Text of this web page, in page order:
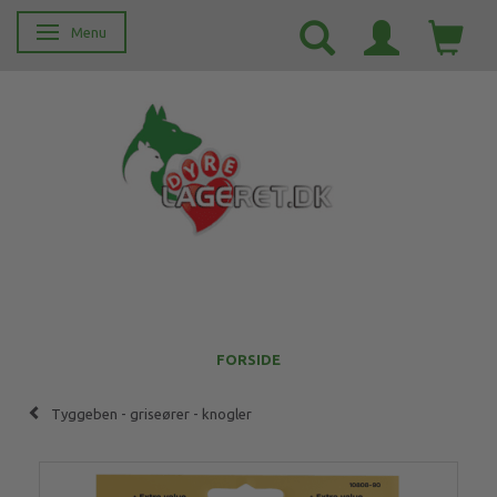
Skifte navigation
Menu
FORSIDE
Tyggeben - griseører - knogler